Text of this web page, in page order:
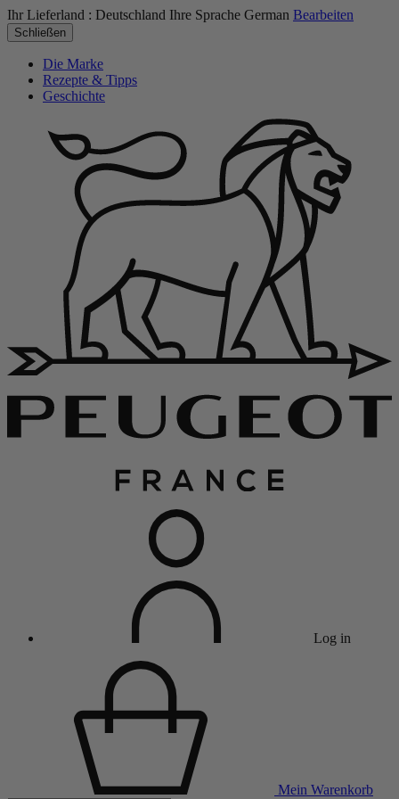
Ihr Lieferland : Deutschland Ihre Sprache German Bearbeiten
Schließen
Die Marke
Rezepte & Tipps
Geschichte
Log in
Mein Warenkorb